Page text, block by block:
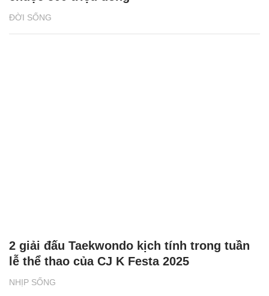
ĐỜI SỐNG
NHỊP SỐNG
2 giải đấu Taekwondo kịch tính trong tuần
lễ thể thao của CJ K Festa 2025